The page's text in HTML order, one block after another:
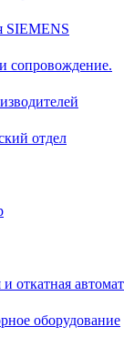
SIEMENS
сопровождение.
отдел
откатная
оборудование